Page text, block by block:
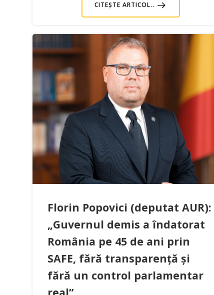
CITEȘTE ARTICOL..
Florin Popovici (deputat AUR):
„Guvernul demis a îndatorat
România pe 45 de ani prin
SAFE, fără transparență și
fără un control parlamentar